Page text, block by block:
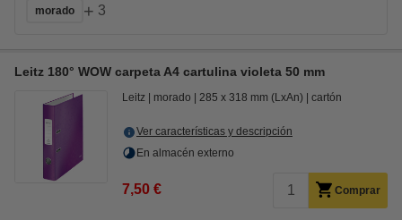
morado
+ 3
Leitz 180° WOW carpeta A4 cartulina violeta 50 mm
Leitz morado 285 x 318 mm (LxAn) cartón
Ver características y descripción
En almacén externo
7,50 € Comprar